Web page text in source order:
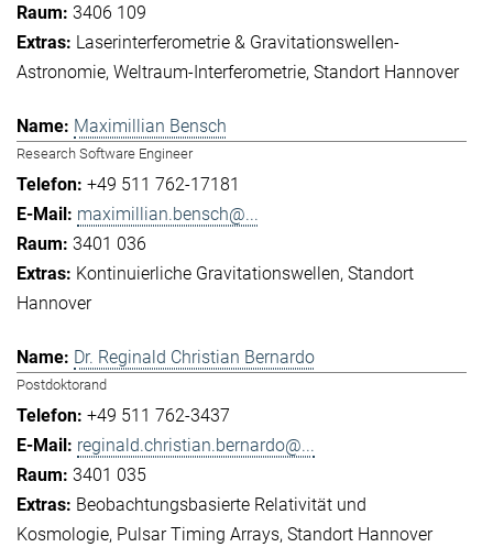
3406 109
Laserinterferometrie & Gravitationswellen-
Astronomie Weltraum-Interferometrie Standort Hannover
Maximillian Bensch
Research Software Engineer
+49 511 762-17181
maximillian.bensch@...
3401 036
Kontinuierliche Gravitationswellen Standort
Hannover
Dr. Reginald Christian Bernardo
Postdoktorand
+49 511 762-3437
reginald.christian.bernardo@...
3401 035
Beobachtungsbasierte Relativität und
Kosmologie Pulsar Timing Arrays Standort Hannover